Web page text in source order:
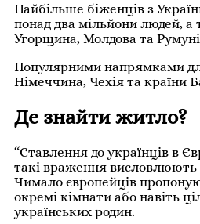
Найбільше біженців з
понад два мільйони людей,
Угорщина, Молдова та
Популярними напрямками
Німеччина, Чехія та країни
Де знайти житло?
“Ставлення до українців в
такі враження висловлюють
Чимало європейців
окремі кімнати або навіть
українських родин.